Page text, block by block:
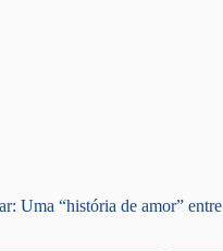
Uma “história de amor” entre